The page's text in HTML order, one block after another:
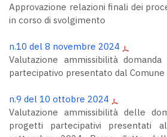
Approvazione relazioni finali dei
in corso di svolgimento
n.10 del 8 novembre 2024
Valutazione ammissibilità
partecipativo presentato dal
n.9 del 10 ottobre 2024
Valutazione ammissibilità delle
progetti partecipativi presentati